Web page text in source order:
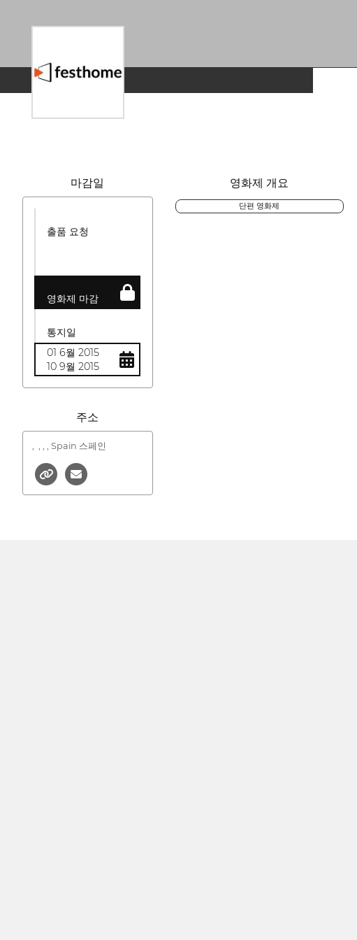
마감일
출품 요청
영화제 마감
통지일
01 6월 2015
10 9월 2015
주소
, , , Spain 스페인
영화제 개요
단편 영화제